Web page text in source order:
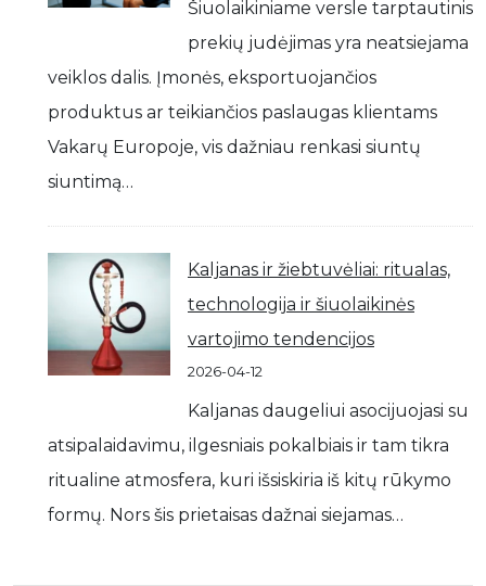
Šiuolaikiniame versle tarptautinis
prekių judėjimas yra neatsiejama
veiklos dalis. Įmonės, eksportuojančios
produktus ar teikiančios paslaugas klientams
Vakarų Europoje, vis dažniau renkasi siuntų
siuntimą…
Kaljanas ir žiebtuvėliai: ritualas,
technologija ir šiuolaikinės
vartojimo tendencijos
2026-04-12
Kaljanas daugeliui asocijuojasi su
atsipalaidavimu, ilgesniais pokalbiais ir tam tikra
ritualine atmosfera, kuri išsiskiria iš kitų rūkymo
formų. Nors šis prietaisas dažnai siejamas…